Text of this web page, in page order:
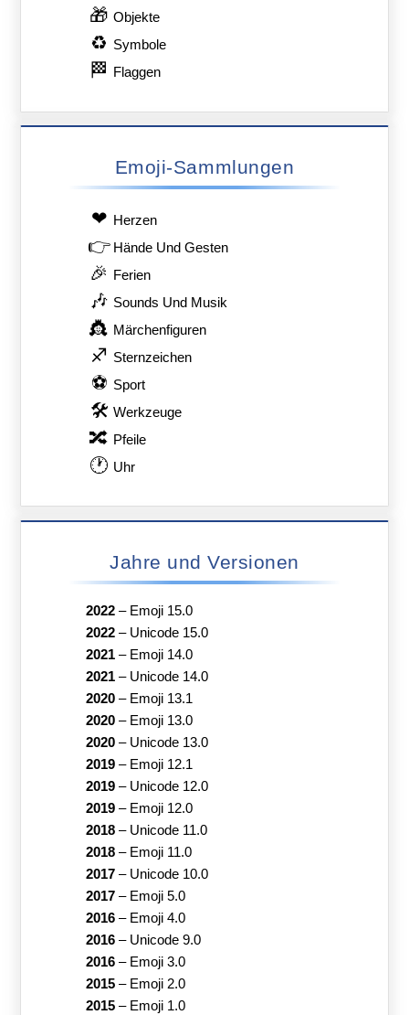
🎁 Objekte
♻ Symbole
🏁 Flaggen
Emoji-Sammlungen
❤ Herzen
👉 Hände Und Gesten
🎉 Ferien
🎶 Sounds Und Musik
👸 Märchenfiguren
♐ Sternzeichen
⚽ Sport
🛠 Werkzeuge
🔀 Pfeile
🕐 Uhr
Jahre und Versionen
2022– Emoji 15.0
2022– Unicode 15.0
2021– Emoji 14.0
2021– Unicode 14.0
2020– Emoji 13.1
2020– Emoji 13.0
2020– Unicode 13.0
2019– Emoji 12.1
2019– Unicode 12.0
2019– Emoji 12.0
2018– Unicode 11.0
2018– Emoji 11.0
2017– Unicode 10.0
2017– Emoji 5.0
2016– Emoji 4.0
2016– Unicode 9.0
2016– Emoji 3.0
2015– Emoji 2.0
2015– Emoji 1.0